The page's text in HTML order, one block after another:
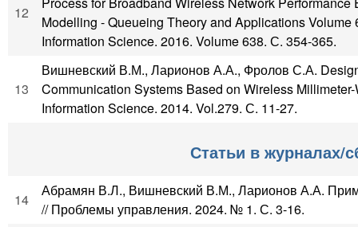
12
Modelling - Queueing Theory and Applications
Information Science. 2016. Volume 638. С. 354-365.
13
Вишневский В.М., Ларионов А.А., Фролов С.А.
Communication Systems Based on Wireless
Information Science. 2014. Vol.279. С. 11-27.
Статьи в журналах/
14
Абрамян В.Л., Вишневский В.М., Ларионов А.А.
// Проблемы управления. 2024. № 1. С. 3-16.